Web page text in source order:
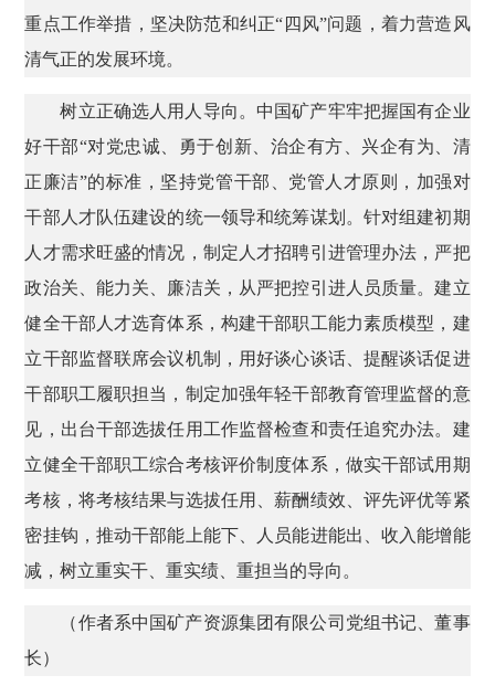
重点工作举措，坚决防范和纠正“四风”问题，着力营造风
清气正的发展环境。
树立正确选人用人导向。中国矿产牢牢把握国有企业
好干部“对党忠诚、勇于创新、治企有方、兴企有为、清
正廉洁”的标准，坚持党管干部、党管人才原则，加强对
干部人才队伍建设的统一领导和统筹谋划。针对组建初期
人才需求旺盛的情况，制定人才招聘引进管理办法，严把
政治关、能力关、廉洁关，从严把控引进人员质量。建立
健全干部人才选育体系，构建干部职工能力素质模型，建
立干部监督联席会议机制，用好谈心谈话、提醒谈话促进
干部职工履职担当，制定加强年轻干部教育管理监督的意
见，出台干部选拔任用工作监督检查和责任追究办法。建
立健全干部职工综合考核评价制度体系，做实干部试用期
考核，将考核结果与选拔任用、薪酬绩效、评先评优等紧
密挂钩，推动干部能上能下、人员能进能出、收入能增能
减，树立重实干、重实绩、重担当的导向。
（作者系中国矿产资源集团有限公司党组书记、董事
长）